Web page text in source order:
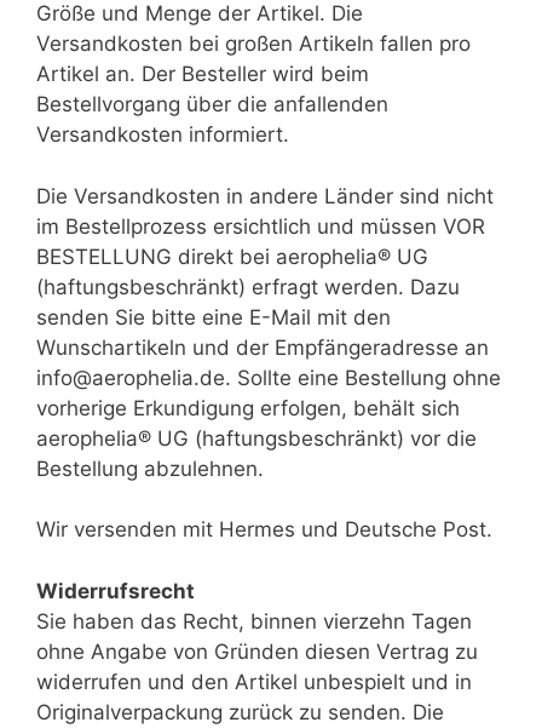
Größe und Menge der Artikel. Die
Versandkosten bei großen Artikeln fallen pro
Artikel an. Der Besteller wird beim
Bestellvorgang über die anfallenden
Versandkosten informiert.
Die Versandkosten in andere Länder sind nicht
im Bestellprozess ersichtlich und müssen VOR
BESTELLUNG direkt bei aerophelia® UG
(haftungsbeschränkt) erfragt werden. Dazu
senden Sie bitte eine E-Mail mit den
Wunschartikeln und der Empfängeradresse an
info@aerophelia.de. Sollte eine Bestellung ohne
vorherige Erkundigung erfolgen, behält sich
aerophelia® UG (haftungsbeschränkt) vor die
Bestellung abzulehnen.
Wir versenden mit Hermes und Deutsche Post.
Widerrufsrecht
Sie haben das Recht, binnen vierzehn Tagen
ohne Angabe von Gründen diesen Vertrag zu
widerrufen und den Artikel unbespielt und in
Originalverpackung zurück zu senden. Die